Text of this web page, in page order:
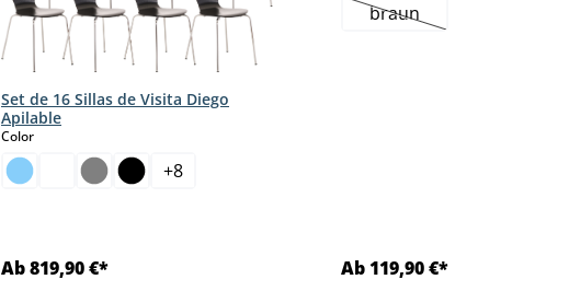
Set de 16 Sillas de Visita Diego
Apilable
Colorselect
+8
Ab 819,90 €*
braun(Esta opción no está
Ab 119,90 €*